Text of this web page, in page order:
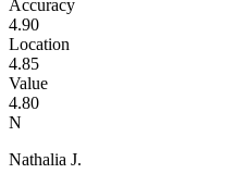
Accuracy
4.90
Location
4.85
Value
4.80
N
Nathalia J.